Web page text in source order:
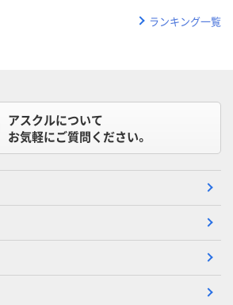
ランキング一覧
アスクルについて
お気軽にご質問ください。